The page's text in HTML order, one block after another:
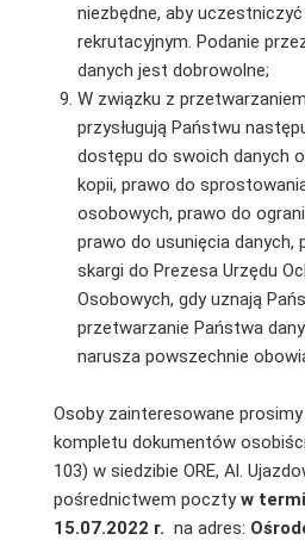
niezbędne, aby
rekrutacyjnym. Podanie
danych jest dobrowolne;
W związku z
przysługują Państwu
dostępu do swoich danych
kopii, prawo do
osobowych, prawo do
prawo do usunięcia danych,
skargi do Prezesa Urzędu
Osobowych, gdy uznają
przetwarzanie Państwa
narusza powszechnie
Osoby zainteresowane
kompletu dokumentów
103) w siedzibie ORE, Al.
pośrednictwem pocztyw
15.07.2022 r. na adres: